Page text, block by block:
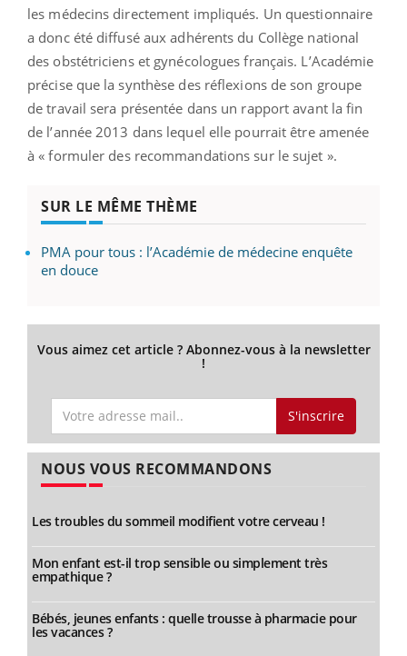
les médecins directement impliqués. Un questionnaire
a donc été diffusé aux adhérents du Collège national
des obstétriciens et gynécologues français. L’Académie
précise que la synthèse des réflexions de son groupe
de travail sera présentée dans un rapport avant la fin
de l’année 2013 dans lequel elle pourrait être amenée
à « formuler des recommandations sur le sujet ».
SUR LE MÊME THÈME
PMA pour tous : l’Académie de médecine enquête
en douce
Vous aimez cet article ? Abonnez-vous à la newsletter
!
S'inscrire
NOUS VOUS RECOMMANDONS
Les troubles du sommeil modifient votre cerveau !
Mon enfant est-il trop sensible ou simplement très
empathique ?
Bébés, jeunes enfants : quelle trousse à pharmacie pour
les vacances ?